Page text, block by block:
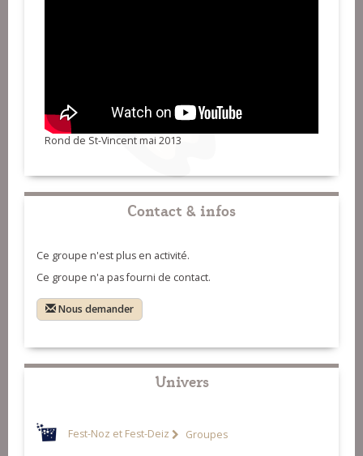
Rond de St-Vincent mai 2013
Contact & infos
Ce groupe n'est plus en activité.
Ce groupe n'a pas fourni de contact.
Nous demander
Univers
Fest-Noz et Fest-Deiz Groupes